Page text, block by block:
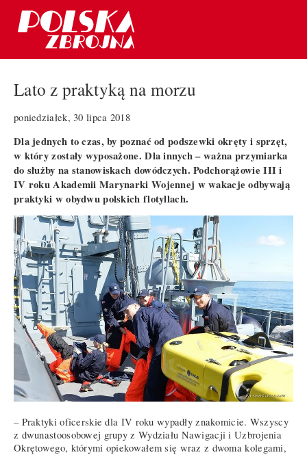
Lato z praktyką na morzu
poniedziałek, 30 lipca 2018
Dla jednych to czas, by poznać od podszewki okręty i sprzęt,
w który zostały wyposażone. Dla innych – ważna przymiarka
do służby na stanowiskach dowódczych. Podchorążowie III i
IV roku Akademii Marynarki Wojennej w wakacje odbywają
praktyki w obydwu polskich flotyllach.
– Praktyki oficerskie dla IV roku wypadły znakomicie. Wszyscy
z dwunastoosobowej grupy z Wydziału Nawigacji i Uzbrojenia
Okrętowego, którymi opiekowałem się wraz z dwoma kolegami,